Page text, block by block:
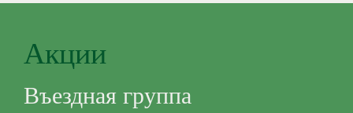
Акции
Въездная группа